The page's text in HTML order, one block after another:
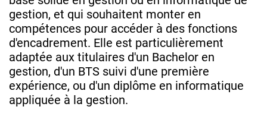
gestion, et qui souhaitent monter en
compétences pour accéder à des fonctions
d'encadrement. Elle est particulièrement
adaptée aux titulaires d'un Bachelor en
gestion, d'un BTS suivi d'une première
expérience, ou d'un diplôme en informatique
appliquée à la gestion.